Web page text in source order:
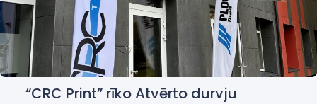
“CRC Print” rīko Atvērto durvju